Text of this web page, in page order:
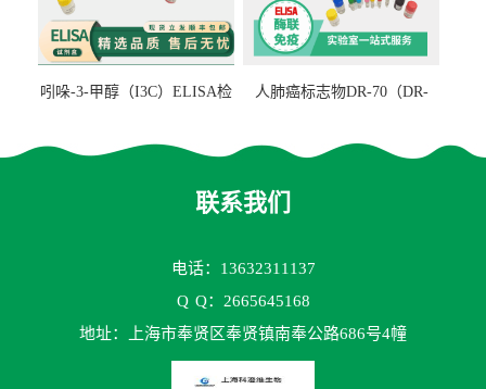
吲哚-3-甲醇（I3C）ELISA检
人肺癌标志物DR-70（DR-
联系我们
电话：13632311137
Q Q：2665645168
地址：上海市奉贤区奉贤镇南奉公路686号4幢